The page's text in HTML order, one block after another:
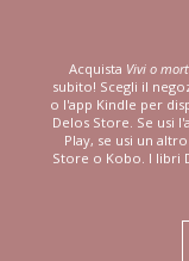
Acquista Vivi o
subito! Scegli il
o l'app Kindle per
Delos Store. Se usi
Play, se usi un
Store o Kobo. I libri